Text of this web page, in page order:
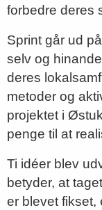
forbedre deres
Sprint går ud
selv og
deres
metoder og
projektet i
penge til at
Ti idéer blev
betyder, at
er blevet fikset,